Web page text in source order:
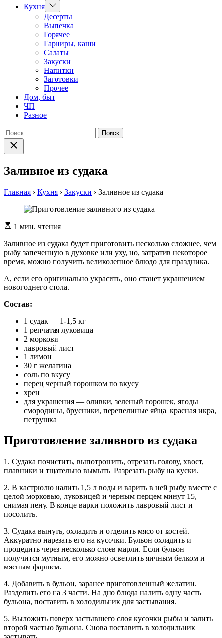
Кухня Показать
подменю
Десерты
Выпечка
Горячее
Гарниры, каши
Салаты
Закуски
Напитки
Заготовки
Прочее
Дом, быт
ЧП
Разное
Найти:
Закрыть
поиск
Заливное из судака
Главная › Кухня › Закуски › Заливное из судака
Расчетное
чтения
1 мин. чтения
Заливное из судака будет приготовить несколько сложнее, чем
рыбу запеченную в духовке или уху, но, затратив некоторое
время, можно получить великолепное блюдо для праздника.
А, если его оригинально украсить, оно станет украшением
новогоднего стола.
Состав:
1 судак — 1-1,5 кг
1 репчатая луковица
2 моркови
лавровый лист
1 лимон
30 г желатина
соль по вкусу
перец черный горошком по вкусу
хрен
для украшения — оливки, зеленый горошек, ягоды
смородины, брусники, перепелиные яйца, красная икра,
петрушка
Приготовление заливного из судака
1. Судака почистить, выпотрошить, отрезать голову, хвост,
плавники и тщательно вымыть. Разрезать рыбу на куски.
2. В кастрюлю налить 1,5 л воды и варить в ней рыбу вместе с
целой морковью, луковицей и черным перцем минут 15,
снимая пену. В конце варки положить лавровый лист и
посолить.
3. Судака вынуть, охладить и отделить мясо от костей.
Аккуратно нарезать его на кусочки. Бульон охладить и
процедить через несколько слоев марли. Если бульон
получится мутным, его можно осветлить яичным белком и
мясным фаршем.
4. Добавить в бульон, заранее приготовленный желатин.
Разделить его на 3 части. На дно блюда налить одну часть
бульона, поставить в холодильник для застывания.
5. Выложить поверх застывшего слоя кусочки рыбы и залить
второй частью бульона. Снова поставить в холодильник
застывать.